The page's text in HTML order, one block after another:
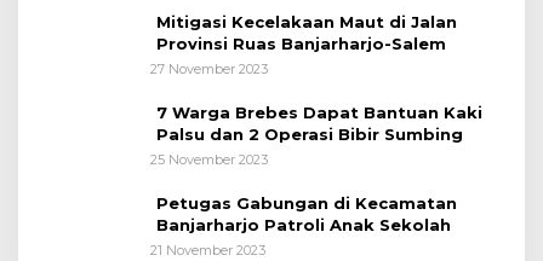
Mitigasi Kecelakaan Maut di Jalan
Provinsi Ruas Banjarharjo-Salem
27 November 2023
7 Warga Brebes Dapat Bantuan Kaki
Palsu dan 2 Operasi Bibir Sumbing
25 November 2023
Petugas Gabungan di Kecamatan
Banjarharjo Patroli Anak Sekolah
21 November 2023